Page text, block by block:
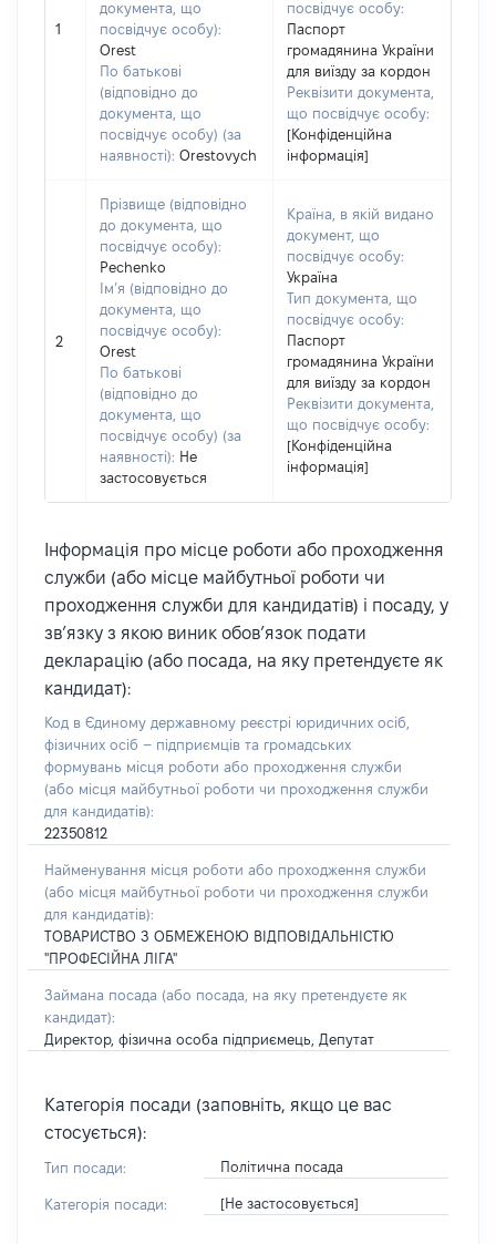
1
документа, що
посвідчує особу):
Orest
По батькові
(відповідно до
документа, що
посвідчує особу) (за
наявності): Orestovych
посвідчує особу:
Паспорт
громадянина України
для виїзду за кордон
Реквізити документа,
що посвідчує особу:
[Конфіденційна
інформація]
2
Прізвище (відповідно
до документа, що
посвідчує особу):
Pechenko
Ім’я (відповідно до
документа, що
посвідчує особу):
Orest
По батькові
(відповідно до
документа, що
посвідчує особу) (за
наявності): Не
застосовується
Країна, в якій видано
документ, що
посвідчує особу:
Україна
Тип документа, що
посвідчує особу:
Паспорт
громадянина України
для виїзду за кордон
Реквізити документа,
що посвідчує особу:
[Конфіденційна
інформація]
Інформація про місце роботи або проходження
служби (або місце майбутньої роботи чи
проходження служби для кандидатів) і посаду, у
зв’язку з якою виник обов’язок подати
декларацію (або посада, на яку претендуєте як
кандидат):
Код в Єдиному державному реєстрі юридичних осіб,
фізичних осіб – підприємців та громадських
формувань місця роботи або проходження служби
(або місця майбутньої роботи чи проходження служби
для кандидатів):
22350812
Найменування місця роботи або проходження служби
(або місця майбутньої роботи чи проходження служби
для кандидатів):
ТОВАРИСТВО З ОБМЕЖЕНОЮ ВІДПОВІДАЛЬНІСТЮ
"ПРОФЕСІЙНА ЛІГА"
Займана посада (або посада, на яку претендуєте як
кандидат):
Директор, фізична особа підприємець, Депутат
Категорія посади (заповніть, якщо це вас
стосується):
Тип посади: Політична посада
Категорія посади: [Не застосовується]